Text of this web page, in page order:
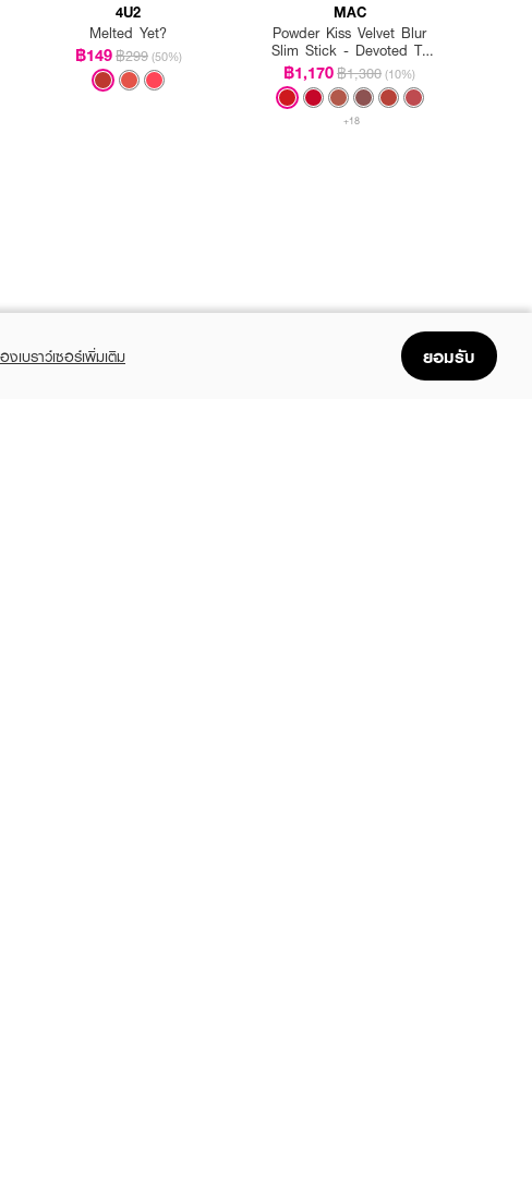
4U2
Melted Yet?
฿149฿299 (50%)
MAC
Powder Kiss Velvet Blur
Slim Stick - Devoted To
Danger
฿1,170฿1,300 (10%)
+18
เบราว์เซอร์เพิ่มเติม ยอมรับ